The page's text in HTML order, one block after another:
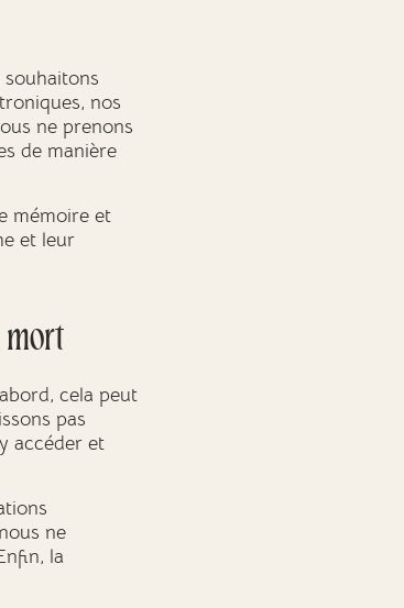
nos
ne prenons
de manière
mémoire et
et leur
mort
cela peut
pas
accéder et
ne
la